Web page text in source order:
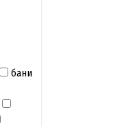
бани